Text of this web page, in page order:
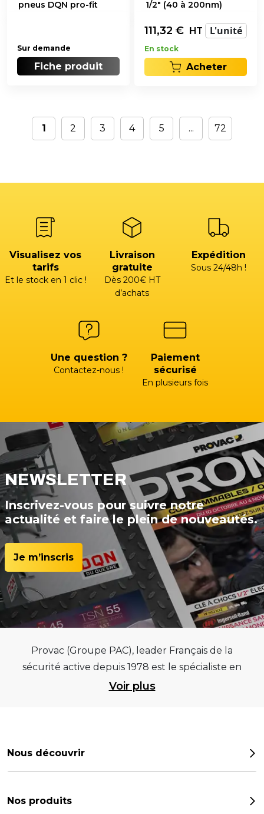
pneus DQN pro-fit
Sur demande
Fiche produit
1/2" (40 à 200nm)
111,32 € HT L'unité
En stock
Acheter
1 2 3 4 5 ... 72
Visualisez vos
tarifs
Et le stock en 1 clic !
Livraison
gratuite
Dès 200€ HT
d’achats
Expédition
Sous 24/48h !
Une question ?
Contactez-nous !
Paiement
sécurisé
En plusieurs fois
NEWSLETTER
Inscrivez-vous pour suivre notre
actualité et faire le plein de nouveautés.
Je m’inscris
Provac (Groupe PAC), leader Français de la
sécurité active depuis 1978 est le spécialiste en
équipements pour garages et centres
meilleurs équipements sur des critères de
Provac propose une large gamme
Voir plus
Nous découvrir
Les chiffres
Nos produits